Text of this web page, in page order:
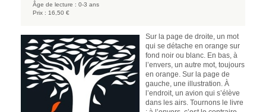
Âge de lecture : 0-3 ans
Prix : 16,50 €
Sur la page de droite, un mot
qui se détache en orange sur
fond noir ou blanc. En bas, à
l’envers, un autre mot, toujours
en orange. Sur la page de
gauche, une illustration. À
l’endroit, un avion qui s’élève
dans les airs. Tournons le livre